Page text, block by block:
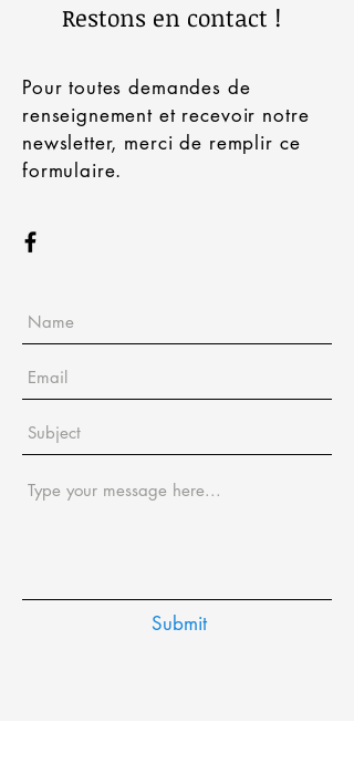
Restons en contact !
Pour toutes demandes de
renseignement et recevoir notre
newsletter, merci de remplir ce
formulaire.
Submit